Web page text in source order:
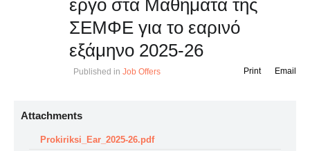
έργο στα Μαθήματα της
ΣΕΜΦΕ για το εαρινό
εξάμηνο 2025-26
Published in Job Offers Email
Print
Attachments
Prokiriksi_Ear_2025-26.pdf